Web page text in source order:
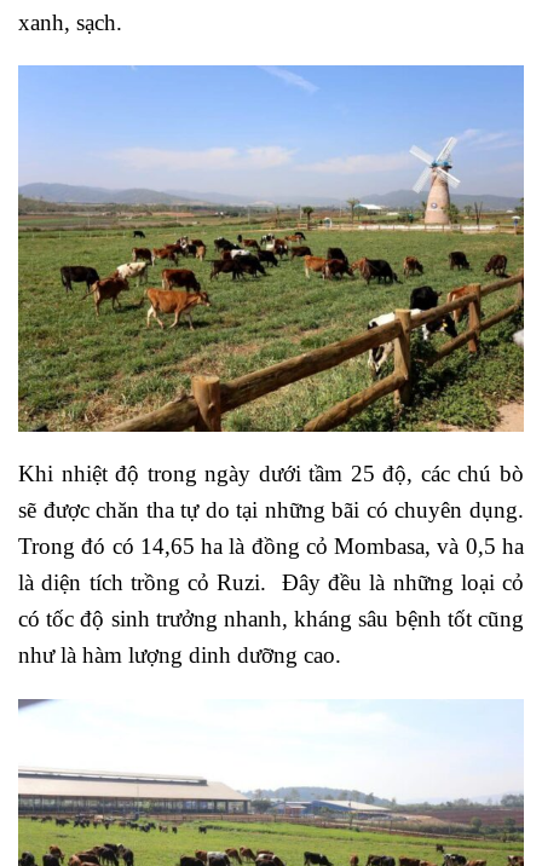
xanh, sạch.
Khi nhiệt độ trong ngày dưới tầm 25 độ, các chú bò
sẽ được chăn tha tự do tại những bãi có chuyên dụng.
Trong đó có 14,65 ha là đồng cỏ Mombasa, và 0,5 ha
là diện tích trồng cỏ Ruzi. Đây đều là những loại cỏ
có tốc độ sinh trưởng nhanh, kháng sâu bệnh tốt cũng
như là hàm lượng dinh dưỡng cao.